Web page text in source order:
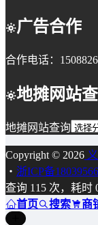
广告合作
合作电话：
地摊网站
地摊网站查询
Copyright © 2026
・ 浙ICP备
查询 115 次，耗时
首页
搜索 商